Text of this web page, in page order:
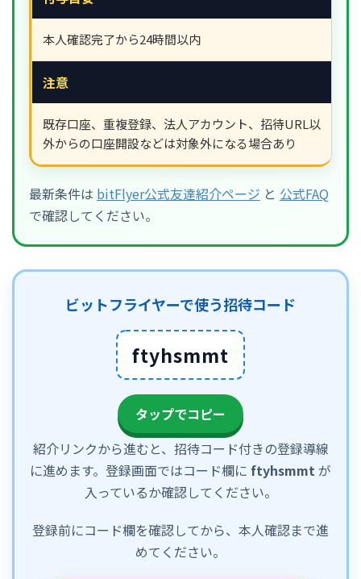
本人確認完了から24時間以内
注意
既存口座、重複登録、法人アカウント、招待URL以
外からの口座開設などは対象外になる場合あり
最新条件は bitFlyer公式友達紹介ページ と 公式FAQ
で確認してください。
ビットフライヤーで使う招待コード
ftyhsmmt
タップでコピー
紹介リンクから進むと、招待コード付きの登録導線
に進めます。登録画面ではコード欄に ftyhsmmtが
入っているか確認してください。
登録前にコード欄を確認してから、本人確認まで進
めてください。